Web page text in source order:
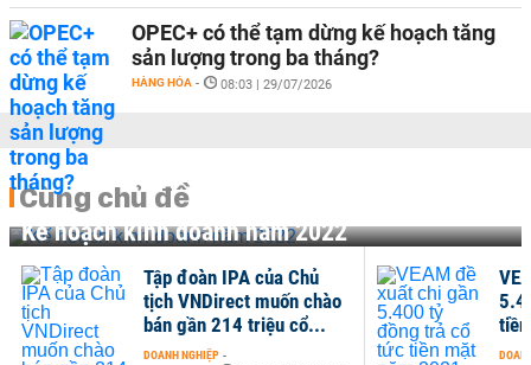
OPEC+ có thể tạm dừng kế hoạch tăng
sản lượng trong ba tháng?
HÀNG HÓA - 08:03 | 29/07/2026
Cùng chủ đề
Kế hoạch kinh doanh năm 2022
Tập đoàn IPA của Chủ
tịch VNDirect muốn chào
bán gần 214 triệu cổ...
DOANH NGHIỆP -